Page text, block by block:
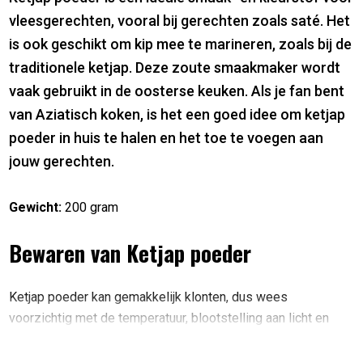
vleesgerechten, vooral bij gerechten zoals saté. Het
is ook geschikt om kip mee te marineren, zoals bij de
traditionele ketjap. Deze zoute smaakmaker wordt
vaak gebruikt in de oosterse keuken. Als je fan bent
van Aziatisch koken, is het een goed idee om ketjap
poeder in huis te halen en het toe te voegen aan
jouw gerechten.
Gewicht:200 gram
Bewaren van Ketjap poeder
Ketjap poeder kan gemakkelijk klonten, dus wees
voorzichtig met de temperatuur, blootstelling aan licht en